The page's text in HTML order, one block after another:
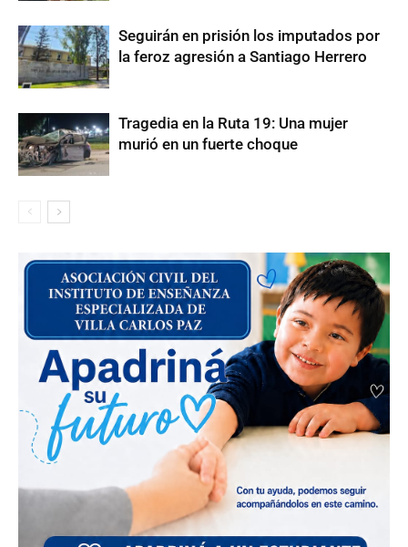
Seguirán en prisión los imputados por
la feroz agresión a Santiago Herrero
Tragedia en la Ruta 19: Una mujer
murió en un fuerte choque